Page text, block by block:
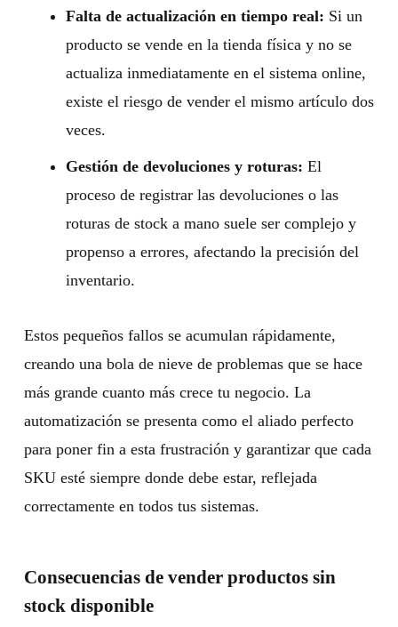
Falta de actualización en tiempo real: Si un
producto se vende en la tienda física y no se
actualiza inmediatamente en el sistema online,
existe el riesgo de vender el mismo artículo dos
veces.
Gestión de devoluciones y roturas: El
proceso de registrar las devoluciones o las
roturas de stock a mano suele ser complejo y
propenso a errores, afectando la precisión del
inventario.
Estos pequeños fallos se acumulan rápidamente,
creando una bola de nieve de problemas que se hace
más grande cuanto más crece tu negocio. La
automatización se presenta como el aliado perfecto
para poner fin a esta frustración y garantizar que cada
SKU esté siempre donde debe estar, reflejada
correctamente en todos tus sistemas.
Consecuencias de vender productos sin
stock disponible